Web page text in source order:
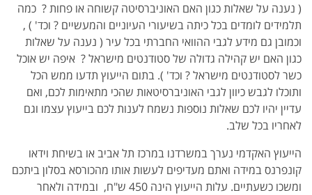
( נענה על שאלות כגון האם האוניברסיטה קשוחה או פחות ? כמה
תלמידים לומדים בכל כיתה בשיעורי העיוניים והמעשיים ? וכד' ) ,
וכמובן גם מידע לגבי ההוואי החברתי בכל עיר ( נענה על שאלות
כגון האם יש קהילה גדולה של סטודנטים מישראל ? איפה יש אוכל
כשר לסטודנטים מישראל ? וכד' ). בתום הייעוץ תדעו ממש הכל
ותוכלו לגבש כיוון לגבי האוניברסיטאות שהכי מתאימות לכם, ואם
עדיין יהיו לכם שאלות נוספות נשמח לענות לכם בייעוץ עצמו וגם
לאחריו בכל שלב.
הייעוץ האקדמי נערך במשרדנו במרכז תל אביב או בשיחת וידאו
קונפרנס במידה ואתם מעדיפים לעשות אותו מהכורסא בסלון ביתכם
ומשכו כשעתיים. עלות הייעוץ הינה 450 ש"ח, ובמידה ולאחר